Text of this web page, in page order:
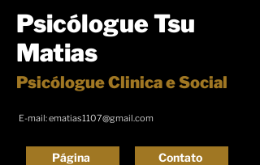
Psicólogue Tsu
Matias
Psicólogue Clinica e Social
E-mail:ematias1107@gmail.com
Página Contato